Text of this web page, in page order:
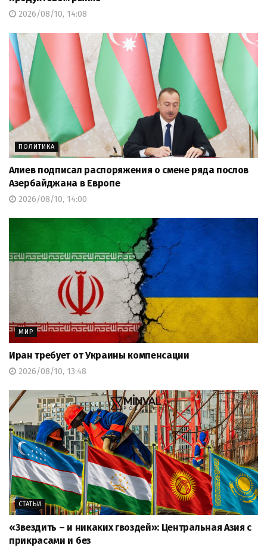
2026/08/10, 14:08
ПОЛИТИКА
Алиев подписал распоряжения о смене ряда послов
Азербайджана в Европе
2026/08/10, 14:00
МИР
Иран требует от Украины компенсации
2026/08/10, 13:48
СТАТЬИ
«Звездить – и никаких гвоздей»: Центральная Азия с
прикрасами и без